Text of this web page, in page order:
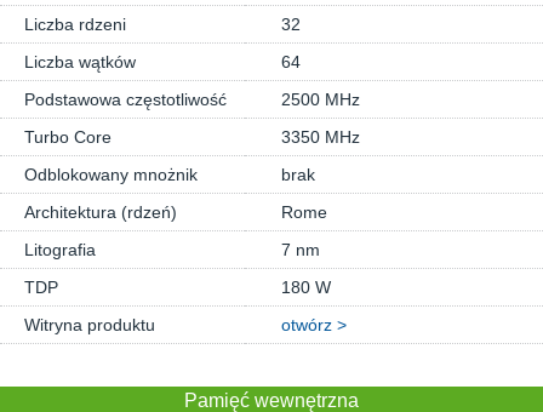
Liczba rdzeni
32
Liczba wątków
64
Podstawowa częstotliwość
2500 MHz
Turbo Core
3350 MHz
Odblokowany mnożnik
brak
Architektura (rdzeń)
Rome
Litografia
7 nm
TDP
180 W
Witryna produktu
otwórz >
Pamięć wewnętrzna